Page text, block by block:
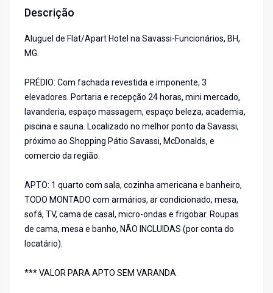
Descrição
Aluguel de Flat/Apart Hotel na Savassi-Funcionários, BH,
MG.
PRÉDIO: Com fachada revestida e imponente, 3
elevadores. Portaria e recepção 24 horas, mini mercado,
lavanderia, espaço massagem, espaço beleza, academia,
piscina e sauna. Localizado no melhor ponto da Savassi,
próximo ao Shopping Pátio Savassi, McDonalds, e
comercio da região.
APTO: 1 quarto com sala, cozinha americana e banheiro,
TODO MONTADO com armários, ar condicionado, mesa,
sofá, TV, cama de casal, micro-ondas e frigobar. Roupas
de cama, mesa e banho, NÃO INCLUIDAS (por conta do
locatário).
*** VALOR PARA APTO SEM VARANDA